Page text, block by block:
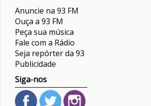
Anuncie na 93 FM
Ouça a 93 FM
Peça sua música
Fale com a Rádio
Seja repórter da 93
Publicidade
Siga-nos